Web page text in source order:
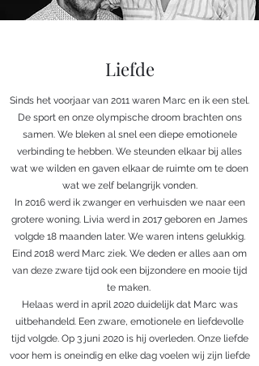
Liefde
Sinds het voorjaar van 2011 waren Marc en ik een stel.
De sport en onze olympische droom brachten ons
samen. We bleken al snel een diepe emotionele
verbinding te hebben. We steunden elkaar bij alles
wat we wilden en gaven elkaar de ruimte om te doen
wat we zelf belangrijk vonden.
In 2016 werd ik zwanger en verhuisden we naar een
grotere woning. Livia werd in 2017 geboren en James
volgde 18 maanden later. We waren intens gelukkig.
Eind 2018 werd Marc ziek. We deden er alles aan om
van deze zware tijd ook een bijzondere en mooie tijd
te maken.
Helaas werd in april 2020 duidelijk dat Marc was
uitbehandeld. Een zware, emotionele en liefdevolle
tijd volgde. Op 3 juni 2020 is hij overleden. Onze liefde
voor hem is oneindig en elke dag voelen wij zijn liefde